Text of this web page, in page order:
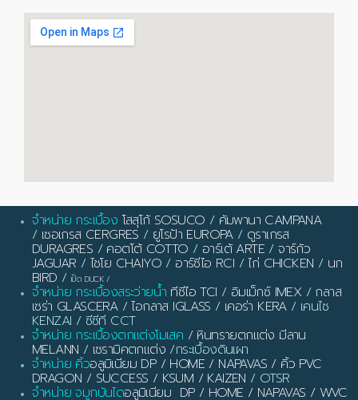
จำหน่าย กระเบื้อง โสสุโก้ SOSUCO / คัมพานา CAMPANA
/ เซอเกรส CERGRES / ยูโรป้า EUROPA/ ดูราเกรส
DURAGRES / คอตโต้ COTTO / อาร์เต้ ARTE /จาร์กัว
JAGUAR / ไชโย CHAIYO / อาร์ซีไอ RCI /ไก่ CHICKEN / นก
BIRD / เป็ด DUCK /
จำหน่าย กระเบื้องสระว่ายน้ำ ทีซีไอ TCI / อิมเม็กซ์ IMEX/ กลาส
เซร่า GLASCERA/ไอกลาส IGLASS / เคอร่า KERA/ เคนไซ
KENZAI / ซีซีที CCT
จำหน่าย กระเบื้องตกแต่งโมเสค / หินทรายตกแต่ง มีลาน
MELANN / เซรามิคตกแต่ง /กระเบื้องดินเผา
จำหน่าย คิ้วอลูมิเนียม DP / HOME / NAPAVAS / คิ้ว PVC
DRAGON / SUCCESS / KSUM / KAIZEN / OTSR
จำหน่าย จมูกบันไดอลูมิเนียม DP / HOME / NAPAVAS / WVC